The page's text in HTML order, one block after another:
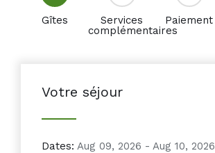
Gîtes
Services
complémentaires
Paiement
Votre séjour
Dates: Aug 09, 2026 - Aug 10, 2026